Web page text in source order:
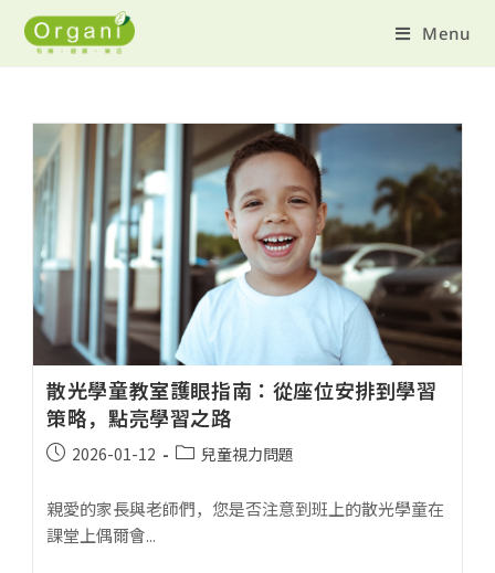
Menu
散光學童教室護眼指南：從座位安排到學習
策略，點亮學習之路
2026-01-12 兒童視力問題
親愛的家長與老師們，您是否注意到班上的散光學童在
課堂上偶爾會...